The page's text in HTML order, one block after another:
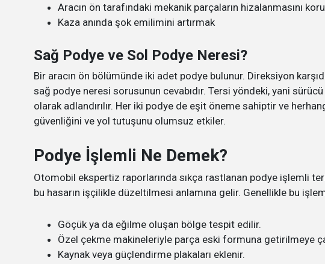
Aracın ön tarafındaki mekanik parçaların hizalanmasını
Kaza anında şok emilimini artırmak
Sağ Podye ve Sol Podye Neresi?
Bir aracın ön bölümünde iki adet podye bulunur. Direksiyon
sağ podye neresi sorusunun cevabıdır. Tersi yöndeki, yani
olarak adlandırılır. Her iki podye de eşit öneme sahiptir ve
güvenliğini ve yol tutuşunu olumsuz etkiler.
Podye İşlemli Ne Demek?
Otomobil ekspertiz raporlarında sıkça rastlanan podye işlemli
bu hasarın işçilikle düzeltilmesi anlamına gelir. Genellikle bu işlem
Göçük ya da eğilme oluşan bölge tespit edilir.
Özel çekme makineleriyle parça eski formuna getirilmeye
Kaynak veya güçlendirme plakaları eklenir.